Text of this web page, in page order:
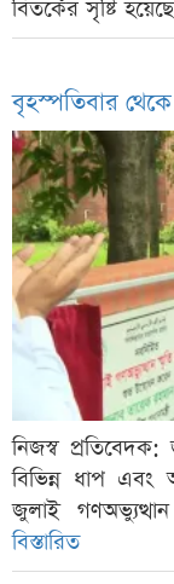
বিতর্কের সৃষ্টি
বৃহস্পতিবার
নিজস্ব
বিভিন্ন ধাপ এবং
জুলাই
বিস্তারিত